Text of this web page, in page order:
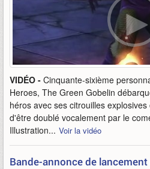
VIDÉO - Cinquante-sixième
Heroes, The Green Gobelin
héros avec ses citrouilles
d'être doublé vocalement par le
Illustration... Voir la vidéo
Bande-annonce de